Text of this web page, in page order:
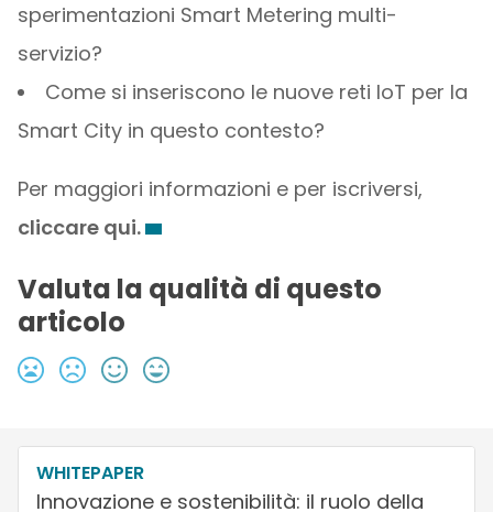
sperimentazioni Smart Metering multi-
servizio?
Come si inseriscono le nuove reti IoT per la
Smart City in questo contesto?
Per maggiori informazioni e per iscriversi,
cliccare qui.
Valuta la qualità di questo
articolo
WHITEPAPER
Innovazione e sostenibilità: il ruolo della